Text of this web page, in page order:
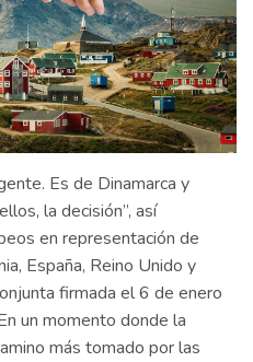
Es de Dinamarca y
la decisión”, así
en representación de
España, Reino Unido y
firmada el 6 de enero
un momento donde la
más tomado por las